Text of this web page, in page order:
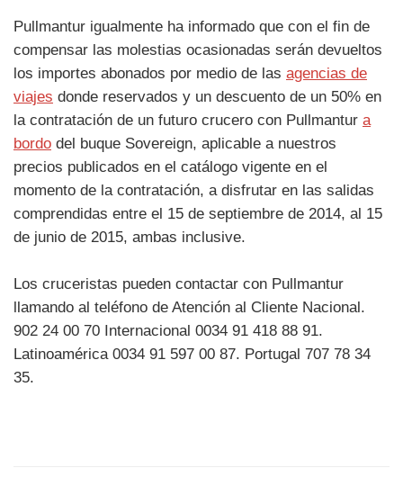
Pullmantur igualmente ha informado que con el fin de
compensar las molestias ocasionadas serán devueltos
los importes abonados por medio de las agencias de
viajes donde reservados y un descuento de un 50% en
la contratación de un futuro crucero con Pullmantur a
bordo del buque Sovereign, aplicable a nuestros
precios publicados en el catálogo vigente en el
momento de la contratación, a disfrutar en las salidas
comprendidas entre el 15 de septiembre de 2014, al 15
de junio de 2015, ambas inclusive.
Los cruceristas pueden contactar con Pullmantur
llamando al teléfono de Atención al Cliente Nacional.
902 24 00 70 Internacional 0034 91 418 88 91.
Latinoamérica 0034 91 597 00 87. Portugal 707 78 34
35.